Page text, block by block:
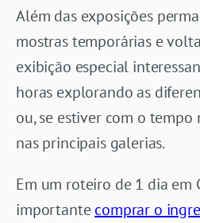
Além das exposições
mostras temporárias e
exibição especial
horas explorando as
ou, se estiver com o tempo
nas principais galerias.
Em um roteiro de 1 dia em
importantecomprar o